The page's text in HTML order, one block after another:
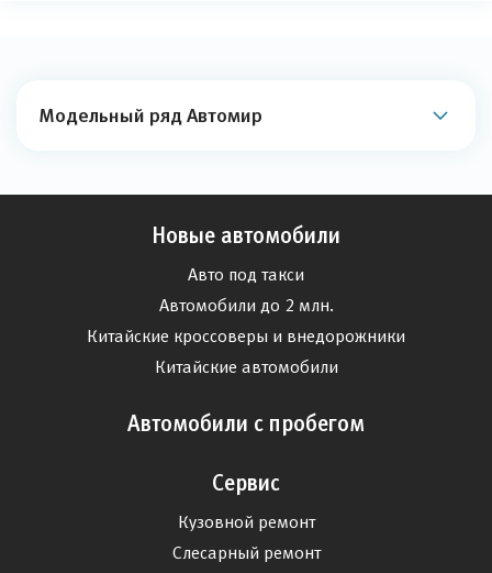
Модельный ряд Автомир
Новые автомобили
Авто под такси
Автомобили до 2 млн.
Китайские кроссоверы и внедорожники
Китайские автомобили
Автомобили с пробегом
Сервис
Кузовной ремонт
Слесарный ремонт